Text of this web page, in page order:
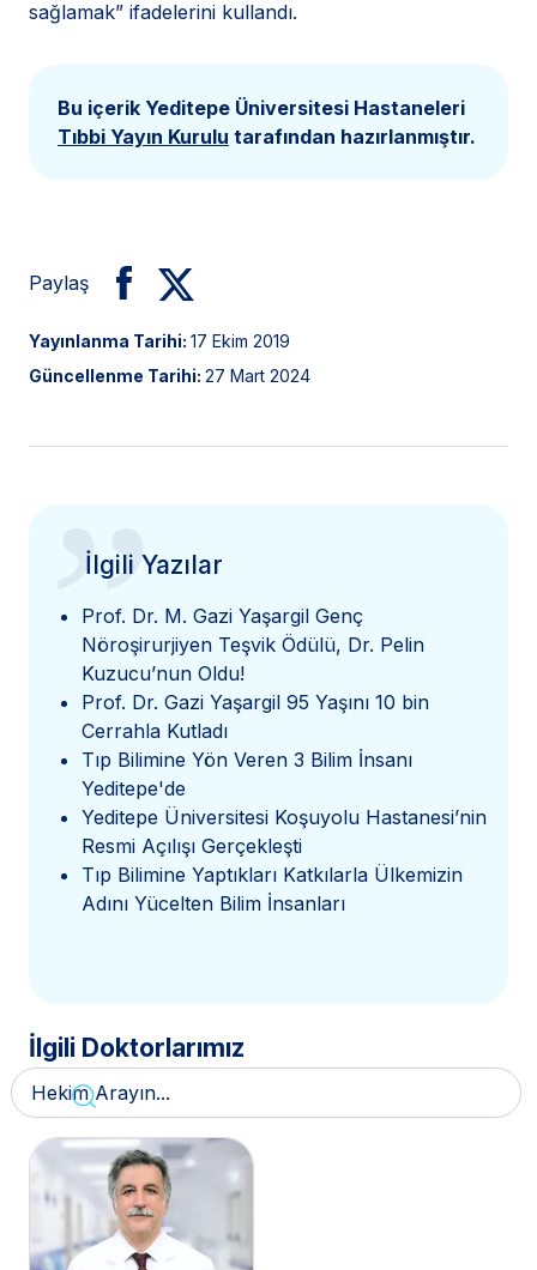
sağlamak” ifadelerini kullandı.
Bu içerik Yeditepe Üniversitesi Hastaneleri
Tıbbi Yayın Kurulu tarafından hazırlanmıştır.
Paylaş
Yayınlanma Tarihi: 17 Ekim 2019
Güncellenme Tarihi: 27 Mart 2024
”
İlgili Yazılar
Prof. Dr. M. Gazi Yaşargil Genç
Nöroşirurjiyen Teşvik Ödülü, Dr. Pelin
Kuzucu’nun Oldu!
Prof. Dr. Gazi Yaşargil 95 Yaşını 10 bin
Cerrahla Kutladı
Tıp Bilimine Yön Veren 3 Bilim İnsanı
Yeditepe'de
Yeditepe Üniversitesi Koşuyolu Hastanesi’nin
Resmi Açılışı Gerçekleşti
Tıp Bilimine Yaptıkları Katkılarla Ülkemizin
Adını Yücelten Bilim İnsanları
İlgili Doktorlarımız